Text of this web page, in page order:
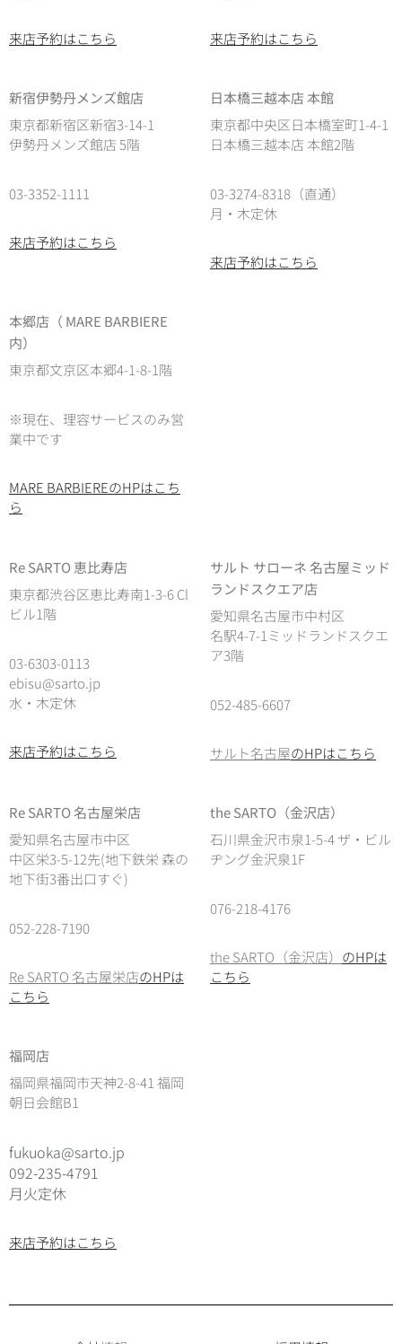
来店予約はこちら 来店予約はこちら
新宿伊勢丹メンズ館店
東京都新宿区新宿3-14-1
伊勢丹メンズ館店 5階
03-3352-1111
来店予約はこちら
日本橋三越本店 本館
東京都中央区日本橋室町1-4-1
日本橋三越本店 本館2階
03-3274-8318（直通）
月・木定休
来店予約はこちら
本郷店（ MARE BARBIERE
内）
東京都文京区本郷4-1-8-1階
※現在、理容サービスのみ営
業中です
MARE BARBIEREのHPはこち
ら
Re SARTO 恵比寿店
東京都渋谷区恵比寿南1-3-6 Cl
ビル1階
03-6303-0113
ebisu@sarto.jp
水・木定休
来店予約はこちら
サルト サローネ 名古屋ミッド
ランドスクエア店
愛知県名古屋市中村区
名駅4-7-1ミッドランドスクエ
ア3階
052-485-6607
サルト名古屋のHPはこちら
Re SARTO 名古屋栄店
愛知県名古屋市中区
中区栄3-5-12先(地下鉄栄 森の
地下街3番出口すぐ)
052-228-7190
Re SARTO 名古屋栄店のHPは
こちら
the SARTO（金沢店）
石川県金沢市泉1-5-4 ザ・ビル
ヂング金沢泉1F
076-218-4176
the SARTO（金沢店） のHPは
こちら
福岡店
福岡県福岡市天神2-8-41 福岡
朝日会館B1
fukuoka@sarto.jp
092-235-4791
月火定休
来店予約はこちら